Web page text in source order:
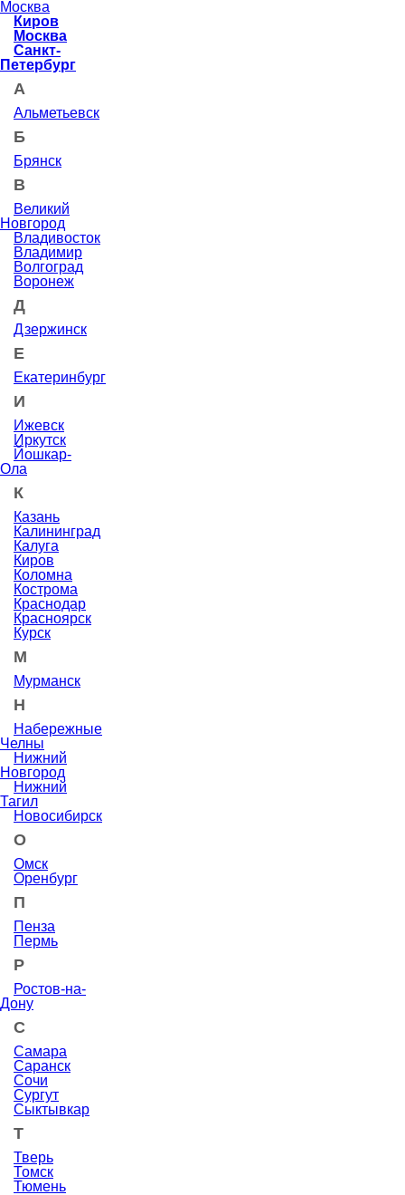
Москва
Киров
Москва
Санкт-
Петербург
А
Альметьевск
Б
Брянск
В
Великий
Новгород
Владивосток
Владимир
Волгоград
Воронеж
Д
Дзержинск
Е
Екатеринбург
И
Ижевск
Иркутск
Йошкар-
Ола
К
Казань
Калининград
Калуга
Киров
Коломна
Кострома
Краснодар
Красноярск
Курск
М
Мурманск
Н
Набережные
Челны
Нижний
Новгород
Нижний
Тагил
Новосибирск
О
Омск
Оренбург
П
Пенза
Пермь
Р
Ростов-на-
Дону
С
Самара
Саранск
Сочи
Сургут
Сыктывкар
Т
Тверь
Томск
Тюмень